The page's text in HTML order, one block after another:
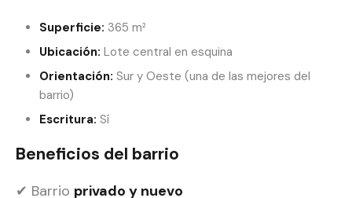
Superficie: 365 m²
Ubicación: Lote central en esquina
Orientación: Sur y Oeste (una de las mejores del
barrio)
Escritura: Sí
Beneficios del barrio
✔ Barrio privado y nuevo